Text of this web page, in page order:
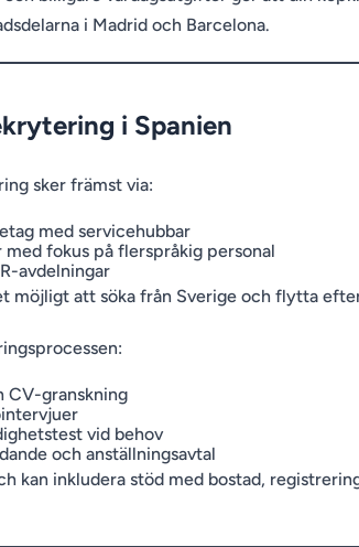
i Madrid och Barcelona.
i Spanien
sker främst via:
med servicehubbar
fokus på flerspråkig personal
avdelningar
möjligt att söka från Sverige och flytta
CV-granskning
vid behov
och anställningsavtal
kan inkludera stöd med bostad,